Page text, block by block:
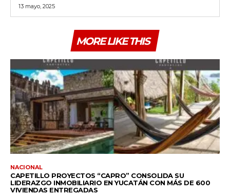
13 mayo, 2025
MORE LIKE THIS
NACIONAL
CAPETILLO PROYECTOS “CAPRO” CONSOLIDA SU
LIDERAZGO INMOBILIARIO EN YUCATÁN CON MÁS DE 600
VIVIENDAS ENTREGADAS